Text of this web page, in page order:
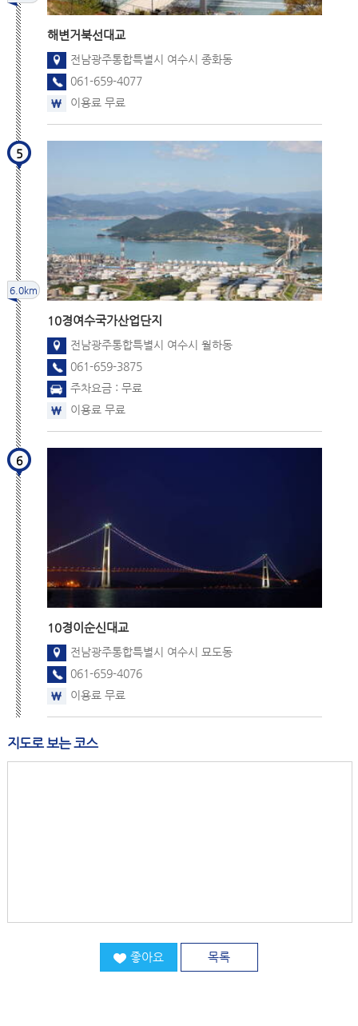
해변 거북선대교
전남광주통합특별시 여수시 종화동
061-659-4077
이용료 무료
5
10경여수국가산업단지
전남광주통합특별시 여수시 월하동
061-659-3875
주차요금 : 무료
이용료 무료
6.0km
6
10경이순신대교
전남광주통합특별시 여수시 묘도동
061-659-4076
이용료 무료
지도로 보는 코스
좋아요 목록